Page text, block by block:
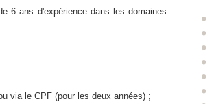
6 ans d'expérience dans les domaines
via le CPF (pour les deux années) ;